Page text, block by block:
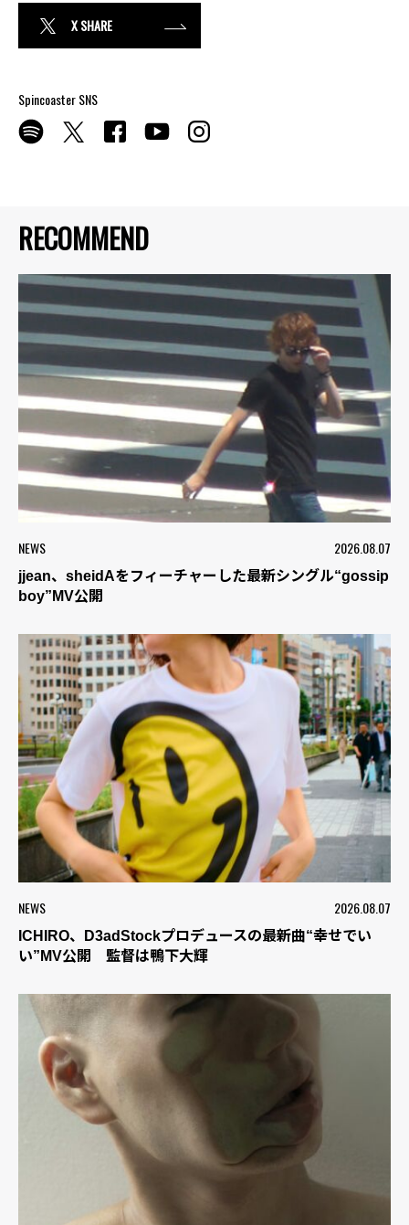
RECOMMEND
NEWS 2026.08.07
jjean、sheidAをフィーチャーした最新シングル“gossip
boy”MV公開
NEWS 2026.08.07
ICHIRO、D3adStockプロデュースの最新曲“幸せでい
い”MV公開 監督は鴨下大輝
X SHARE
Spincoaster SNS